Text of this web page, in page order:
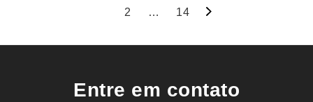
Navegação
por
2 … 14
Entre em contato